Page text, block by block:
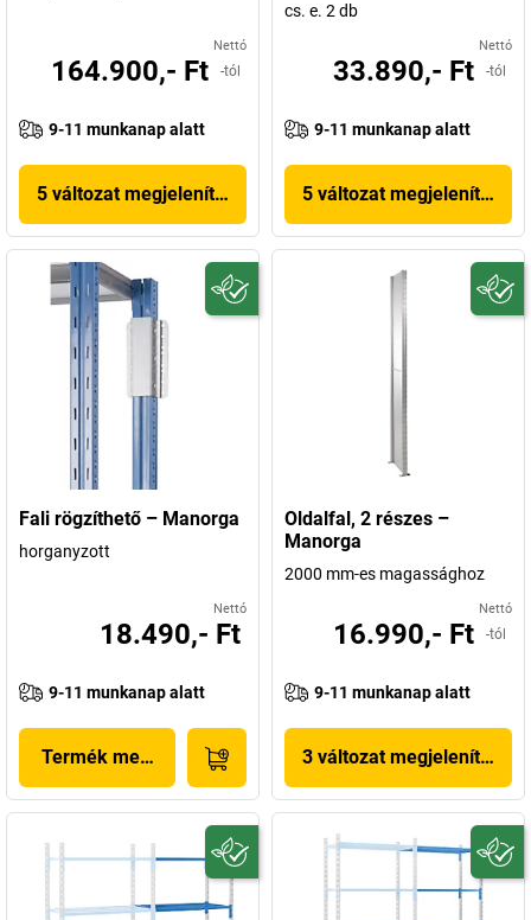
Nettó
164.900,- Ft -tól
9-11 munkanap alatt
5 változat megjelenítése
cs. e. 2 db
Nettó
33.890,- Ft -tól
9-11 munkanap alatt
5 változat megjelenítése
Fali rögzíthető – Manorga
horganyzott
Nettó
18.490,- Ft
9-11 munkanap alatt
Termék megjelenítése
Oldalfal, 2 részes –
Manorga
2000 mm-es magassághoz
Nettó
16.990,- Ft -tól
9-11 munkanap alatt
3 változat megjelenítése